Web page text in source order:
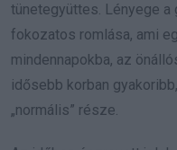
tünetegyüttes. Lényege
fokozatos romlása, ami
mindennapokba, az
idősebb korban
„normális” része.